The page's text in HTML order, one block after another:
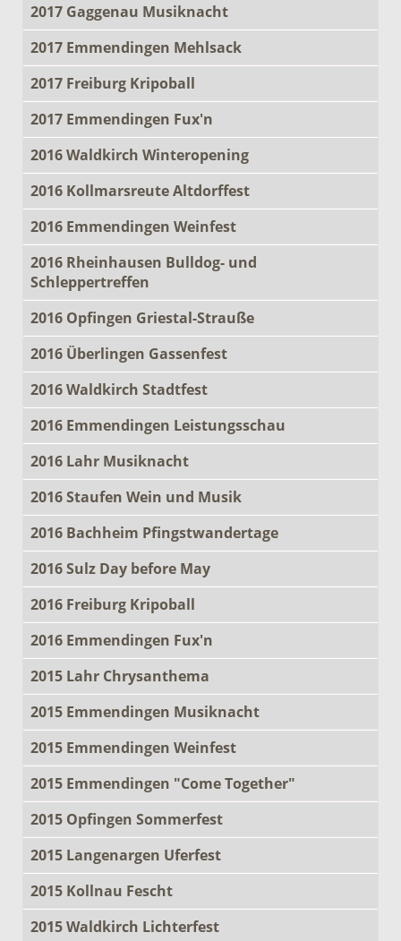
2017 Gaggenau Musiknacht
2017 Emmendingen Mehlsack
2017 Freiburg Kripoball
2017 Emmendingen Fux'n
2016 Waldkirch Winteropening
2016 Kollmarsreute Altdorffest
2016 Emmendingen Weinfest
2016 Rheinhausen Bulldog- und
Schleppertreffen
2016 Opfingen Griestal-Strauße
2016 Überlingen Gassenfest
2016 Waldkirch Stadtfest
2016 Emmendingen Leistungsschau
2016 Lahr Musiknacht
2016 Staufen Wein und Musik
2016 Bachheim Pfingstwandertage
2016 Sulz Day before May
2016 Freiburg Kripoball
2016 Emmendingen Fux'n
2015 Lahr Chrysanthema
2015 Emmendingen Musiknacht
2015 Emmendingen Weinfest
2015 Emmendingen "Come Together"
2015 Opfingen Sommerfest
2015 Langenargen Uferfest
2015 Kollnau Fescht
2015 Waldkirch Lichterfest